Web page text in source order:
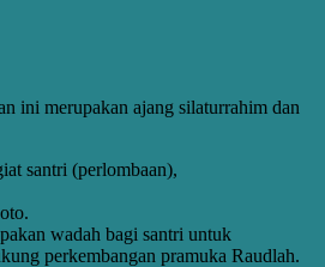
ini merupakan ajang silaturrahim dan
santri (perlombaan),
wadah bagi santri untuk
perkembangan pramuka Raudlah.